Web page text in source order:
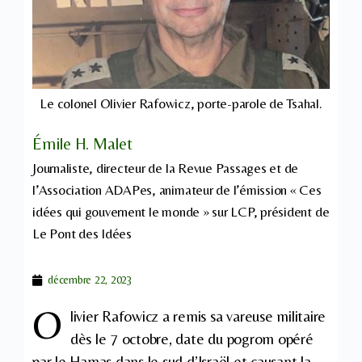
Le colonel Olivier Rafowicz, porte-parole de Tsahal.
Émile H. Malet
Journaliste, directeur de la Revue Passages et de
l’Association ADAPes, animateur de l’émission « Ces
idées qui gouvernent le monde » sur LCP, président de
Le Pont des Idées
décembre 22, 2023
O livier Rafowicz a remis sa vareuse militaire
dès le 7 octobre, date du pogrom opéré